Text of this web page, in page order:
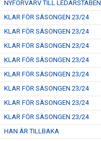
NYFÖRVÄRV TILL LEDARSTABEN
KLAR FÖR SÄSONGEN 23/24
KLAR FÖR SÄSONGEN 23/24
KLAR FÖR SÄSONGEN 23/24
KLAR FÖR SÄSONGEN 23/24
KLAR FÖR SÄSONGEN 23/24
KLAR FÖR SÄSONGEN 23/24
KLAR FÖR SÄSONGEN 23/24
KLAR FÖR SÄSONGEN 23/24
HAN ÄR TILLBAKA